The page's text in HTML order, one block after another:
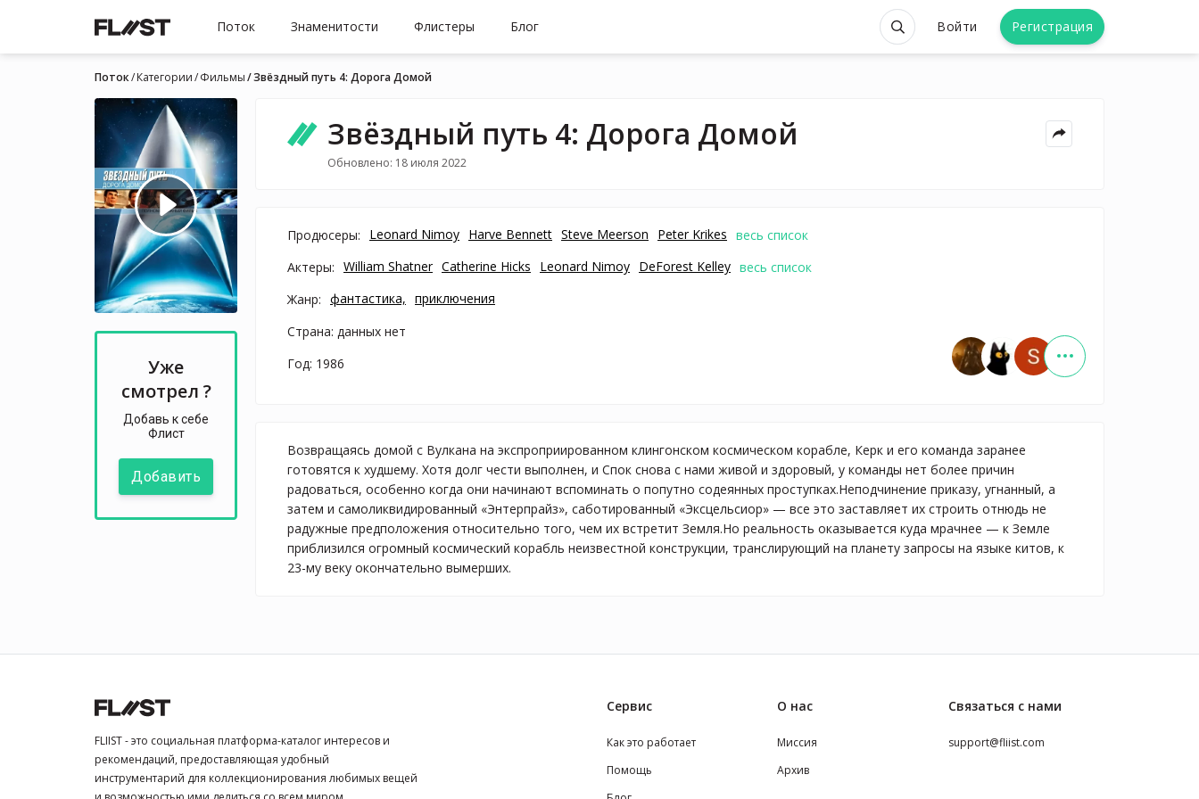
Поток Знаменитости Флистеры Блог Войти Регистрация
Поток Категории Фильмы Звёздный путь 4: Дорога Домой
Уже
смотрел ?
Добавь к себе
Флист
Добавить
Звёздный путь 4: Дорога Домой
Обновлено: 18 июля 2022
Продюсеры: Leonard Nimoy Harve Bennett Steve Meerson Peter Krikes весь список
Актеры: William Shatner Catherine Hicks Leonard Nimoy DeForest Kelley весь список
Жанр: фантастика, приключения
Страна: данных нет
Год: 1986
Возвращаясь домой с Вулкана на экспроприированном клингонском космическом корабле, Керк и его команда заранее
готовятся к худшему. Хотя долг чести выполнен, и Спок снова с нами живой и здоровый, у команды нет более причин
радоваться, особенно когда они начинают вспоминать о попутно содеянных проступках.Неподчинение приказу, угнанный, а
затем и самоликвидированный «Энтерпрайз», саботированный «Эксцельсиор» — все это заставляет их строить отнюдь не
радужные предположения относительно того, чем их встретит Земля.Но реальность оказывается куда мрачнее — к Земле
приблизился огромный космический корабль неизвестной конструкции, транслирующий на планету запросы на языке китов, к
23-му веку окончательно вымерших.
FLIIST - это социальная платформа-каталог интересов и
рекомендаций, предоставляющая удобный
инструментарий для коллекционирования любимых вещей
Сервис
Как это работает
Помощь
О нас
Миссия
Архив
Связаться с нами
support@fliist.com